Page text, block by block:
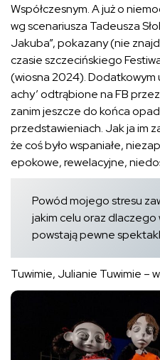
Współczesnym. A już o
wg scenariusza Tadeusza
Jakuba”, pokazany (nie
czasie szczecińskiego
(wiosna 2024). Dodatkowym
achy’ odtrąbione na FB
zanim jeszcze do końca
przedstawieniach. Jak ja im
że coś było wspaniałe,
epokowe, rewelacyjne,
Powód mojego stresu
jakim celu oraz dlaczego
powstają pewne
Tuwimie, Julianie Tuwimie –